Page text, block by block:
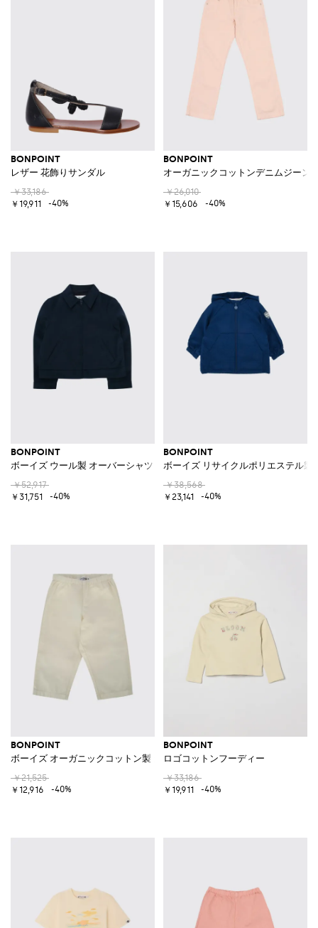
BONPOINT
レザー 花飾りサンダル
￥33,186
￥19,911
-40%
BONPOINT
オーガニックコットンデニムジーン
￥26,010
￥15,606
-40%
BONPOINT
ボーイズ ウール製 オーバーシャツ ジップクロージャー＆フレンチカラー
￥52,917
￥31,751
-40%
BONPOINT
ボーイズ リサイクルポリエステル
￥38,568
￥23,141
-40%
BONPOINT
ボーイズ オーガニックコットン製 カジュアルパンツ ウエストゴム入り
￥21,525
￥12,916
-40%
BONPOINT
ロゴコットンフーディー
￥33,186
￥19,911
-40%